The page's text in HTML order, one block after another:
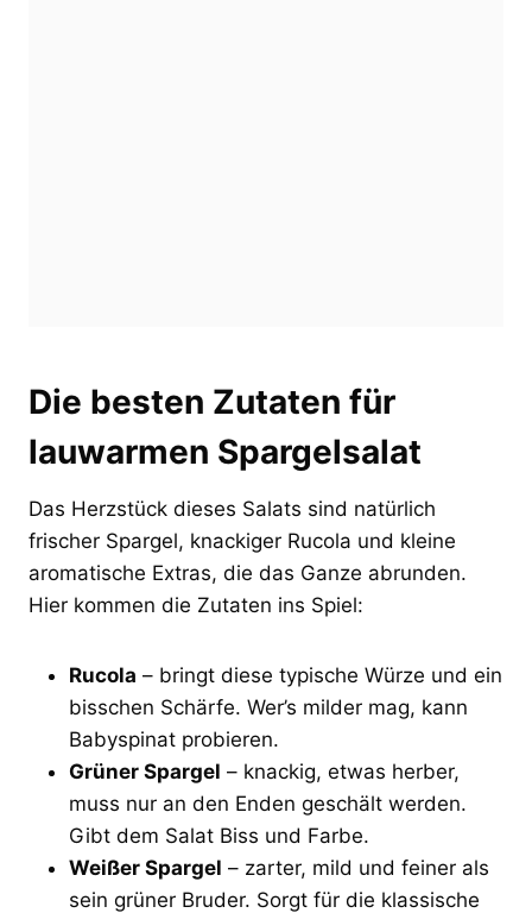
Die besten Zutaten für
lauwarmen Spargelsalat
Das Herzstück dieses Salats sind natürlich
frischer Spargel, knackiger Rucola und kleine
aromatische Extras, die das Ganze abrunden.
Hier kommen die Zutaten ins Spiel:
Rucola – bringt diese typische Würze und ein
bisschen Schärfe. Wer’s milder mag, kann
Babyspinat probieren.
Grüner Spargel – knackig, etwas herber,
muss nur an den Enden geschält werden.
Gibt dem Salat Biss und Farbe.
Weißer Spargel – zarter, mild und feiner als
sein grüner Bruder. Sorgt für die klassische